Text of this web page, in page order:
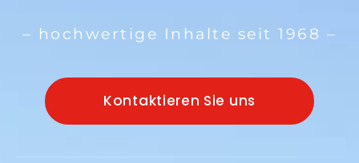
– hochwertige Inhalte seit 1968 –
Kontaktieren Sie uns